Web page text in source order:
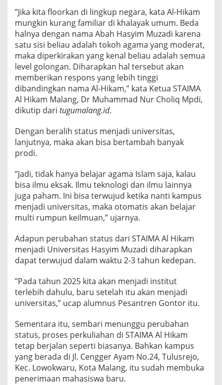
U
S
J
A
D
I
U
N
I
V
E
R
I
A
A
S
Y
I
M
M
Z
A
D
I
”Jika kita floorkan di lingkup negara, kata Al-Hikam
mungkin kurang familiar di khalayak umum. Beda
halnya dengan nama Abah Hasyim Muzadi karena
satu sisi beliau adalah tokoh agama yang moderat,
maka diperkirakan yang kenal beliau adalah semua
level golongan. Diharapkan hal tersebut akan
memberikan respons yang lebih tinggi
dibandingkan nama Al-Hikam,” kata Ketua STAIMA
Al Hikam Malang, Dr Muhammad Nur Choliq Mpdi,
dikutip dari tugumalang.id.
Dengan beralih status menjadi universitas,
lanjutnya, maka akan bisa bertambah banyak
prodi.
”Jadi, tidak hanya belajar agama Islam saja, kalau
bisa ilmu eksak. Ilmu teknologi dan ilmu lainnya
juga paham. Ini bisa terwujud ketika nanti kampus
menjadi universitas, maka otomatis akan belajar
multi rumpun keilmuan,” ujarnya.
Adapun perubahan status dari STAIMA Al Hikam
menjadi Universitas Hasyim Muzadi diharapkan
dapat terwujud dalam waktu 2-3 tahun kedepan.
”Pada tahun 2025 kita akan menjadi institut
terlebih dahulu, baru setelah itu akan menjadi
universitas,” ucap alumnus Pesantren Gontor itu.
Sementara itu, sembari menunggu perubahan
status, proses perkuliahan di STAIMA Al Hikam
tetap berjalan seperti biasanya. Bahkan kampus
yang berada di Jl. Cengger Ayam No.24, Tulusrejo,
Kec. Lowokwaru, Kota Malang, itu sudah membuka
penerimaan mahasiswa baru.